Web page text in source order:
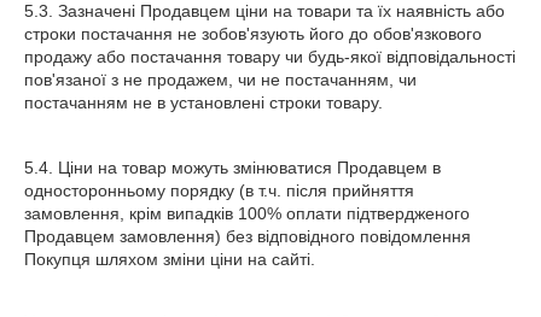
5.3. Зазначені Продавцем ціни на товари та їх наявність або
строки постачання не зобов'язують його до обов'язкового
продажу або постачання товару чи будь-якої відповідальності
пов'язаної з не продажем, чи не постачанням, чи
постачанням не в установлені строки товару.
5.4. Ціни на товар можуть змінюватися Продавцем в
односторонньому порядку (в т.ч. після прийняття
замовлення, крім випадків 100% оплати підтвердженого
Продавцем замовлення) без відповідного повідомлення
Покупця шляхом зміни ціни на сайті.